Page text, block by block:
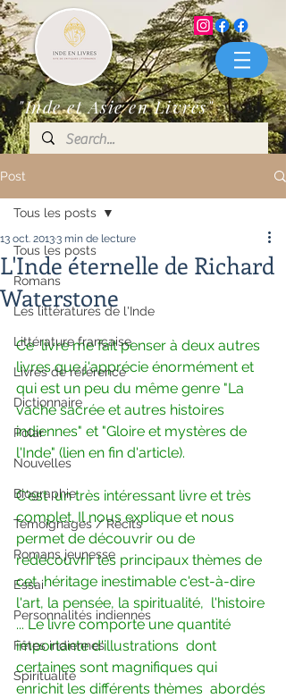
"Inde et Asie en Livres"
Post
Tous les posts
Romans
Les littératures de l'Inde
Littérature française
Livres de référence
Dictionnaire
Polar
Nouvelles
Biographie
Témoignages / Récits
Romans jeunesse
Essai
Personnalités indiennes
Fêtes indiennes
Spiritualité
Tous les posts
L'Inde éternelle de Richard
Waterstone
13 oct. 20133 min de lecture
Ce  livre me fait penser à deux autres
livres que j'apprécie énormément et
qui est un peu du même genre "La
vache sacrée et autres histoires
indiennes" et "Gloire et mystères de
l'Inde" (lien en fin d'article).
C'est  un très intéressant livre et très
complet. Il nous explique et nous
permet de découvrir ou de
redécouvrir les principaux thèmes de
cet  héritage inestimable c'est-à-dire
l'art, la pensée, la spiritualité,  l'histoire
... Le livre comporte une quantité
importante d'illustrations  dont
certaines sont magnifiques qui
enrichit les différents thèmes  abordés